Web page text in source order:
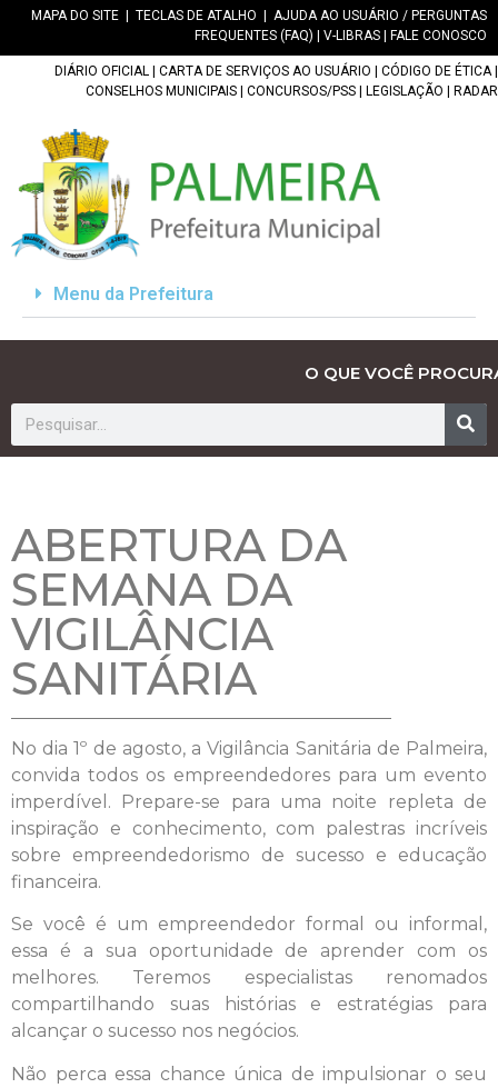
MAPA DO SITE TECLAS DE ATALHO
AJUDA AO USUÁRIO / PERGUNTAS
FREQUENTES (FAQ)
V-LIBRAS FALE CONOSCO
DIÁRIO OFICIAL CARTA DE SERVIÇOS AO USUÁRIO CÓDIGO DE ÉTICA|
CONSELHOS MUNICIPAIS
CONCURSOS/PSS LEGISLAÇÃO RADAR
Menu da Prefeitura
O QUE VOCÊ
ABERTURA DA
SEMANA DA
VIGILÂNCIA
SANITÁRIA
No dia 1º de agosto, a Vigilância Sanitária de Palmeira,
convida todos os empreendedores para um evento
imperdível. Prepare-se para uma noite repleta de
inspiração e conhecimento, com palestras incríveis
sobre empreendedorismo de sucesso e educação
financeira.
Se você é um empreendedor formal ou informal,
essa é a sua oportunidade de aprender com os
melhores. Teremos especialistas renomados
compartilhando suas histórias e estratégias para
alcançar o sucesso nos negócios.
Não perca essa chance única de impulsionar o seu